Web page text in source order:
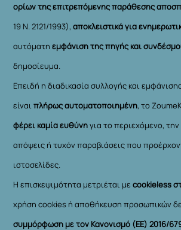
ορίων της επιτρεπόμενης παράθεσης
19 Ν. 2121/1993), αποκλειστικά για
αυτόματηεμφάνιση της πηγής και
δημοσίευμα.
Επειδή η διαδικασία συλλογής και
είναιπλήρως αυτοματοποιημένη, το
φέρει καμία ευθύνηγια το περιεχόμενο, την
απόψεις ή τυχόν παραβιάσεις που
ιστοσελίδες.
Η επισκεψιμότητα μετριέται μεcookieless
χρήση cookies ή αποθήκευση προσωπικών
συμμόρφωση με τον Κανονισμό (ΕΕ) 2016/